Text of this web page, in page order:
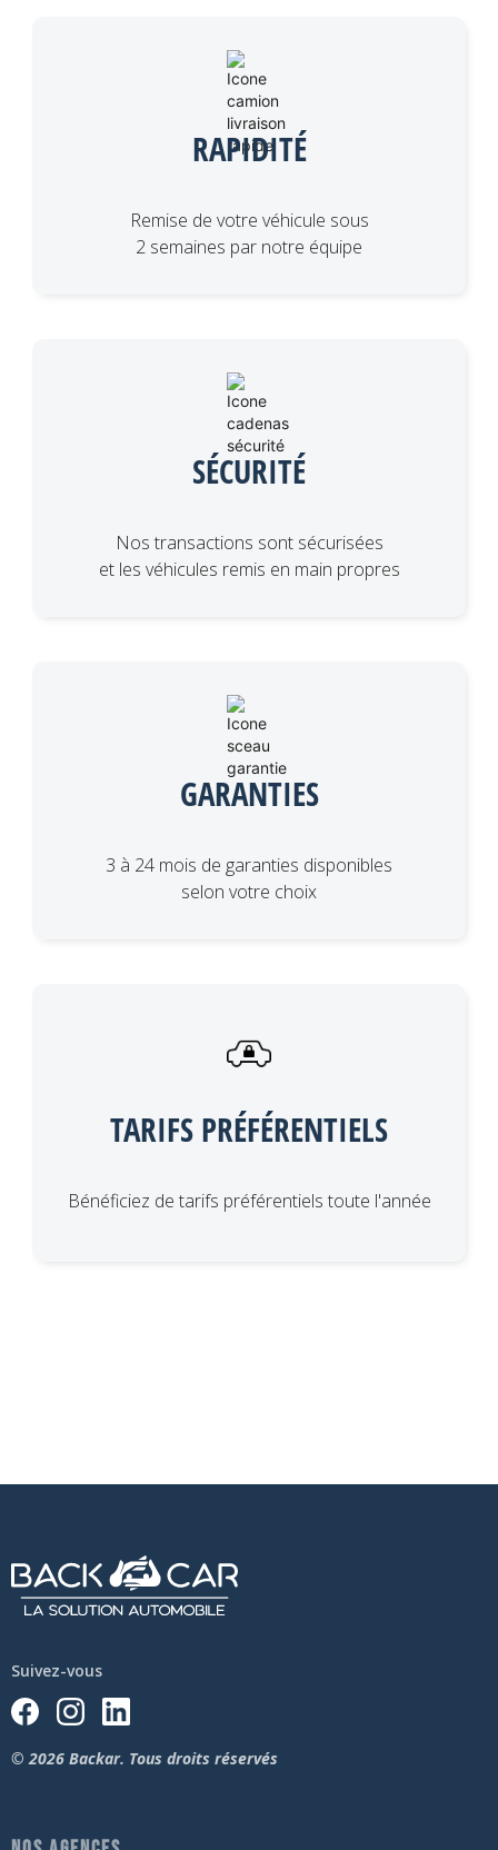
RAPIDITÉ
Remise de votre véhicule sous
2 semaines par notre équipe
SÉCURITÉ
Nos transactions sont sécurisées
et les véhicules remis en main propres
GARANTIES
3 à 24 mois de garanties disponibles
selon votre choix
TARIFS PRÉFÉRENTIELS
Bénéficiez de tarifs préférentiels toute l'année
Suivez-vous
© 2026 Backar. Tous droits réservés